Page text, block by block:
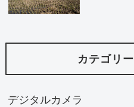
カテゴリー
デジタルカメラ